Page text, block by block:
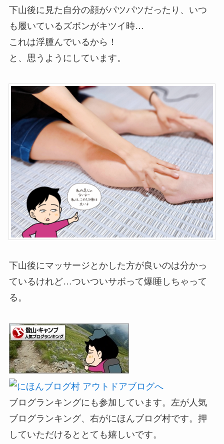
下山後に見た自分の顔がパツパツだったり、いつ
も履いているズボンがキツイ時…
これは浮腫んでいるから！
と、思うようにしています。
下山後にマッサージとかした方が良いのは分かっ
ているけれど…ついついサボって爆睡しちゃって
る。
ブログランキングにも参加しています。左が人気
ブログランキング、右がにほんブログ村です。押
していただけるととても嬉しいです。